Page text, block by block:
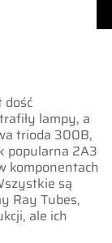
lampy, a
trioda 300B,
popularna 2A3
komponentach
są
Ray Tubes,
ale ich